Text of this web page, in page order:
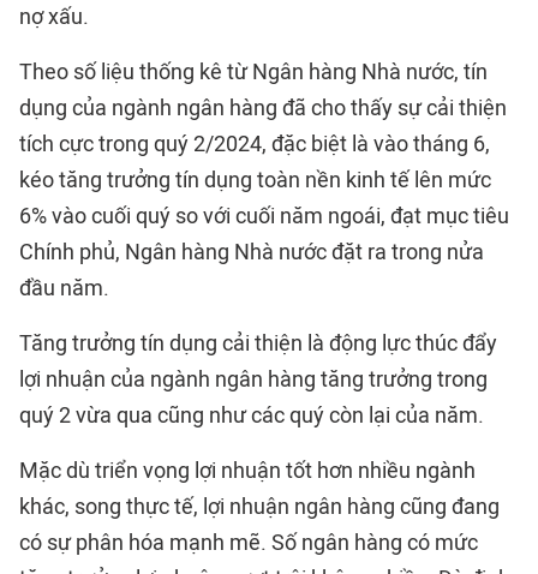
nợ xấu.
Theo số liệu thống kê từ Ngân hàng Nhà nước, tín
dụng của ngành ngân hàng đã cho thấy sự cải thiện
tích cực trong quý 2/2024, đặc biệt là vào tháng 6,
kéo tăng trưởng tín dụng toàn nền kinh tế lên mức
6% vào cuối quý so với cuối năm ngoái, đạt mục tiêu
Chính phủ, Ngân hàng Nhà nước đặt ra trong nửa
đầu năm.
Tăng trưởng tín dụng cải thiện là động lực thúc đẩy
lợi nhuận của ngành ngân hàng tăng trưởng trong
quý 2 vừa qua cũng như các quý còn lại của năm.
Mặc dù triển vọng lợi nhuận tốt hơn nhiều ngành
khác, song thực tế, lợi nhuận ngân hàng cũng đang
có sự phân hóa mạnh mẽ. Số ngân hàng có mức